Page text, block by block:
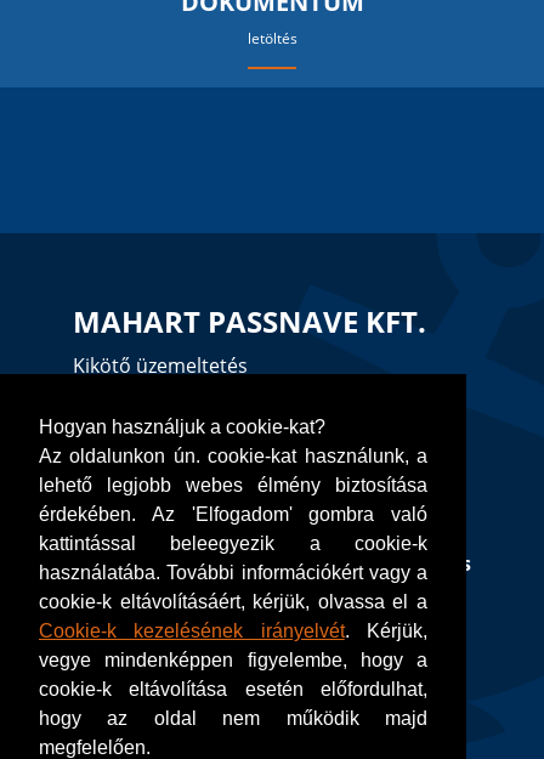
Hogyan használjuk a cookie-kat?
Az oldalunkon ún. cookie-kat használunk, a
lehető legjobb webes élmény biztosítása
érdekében. Az 'Elfogadom' gombra való
kattintással beleegyezik a cookie-k
használatába. További információkért vagy a
cookie-k eltávolításáért, kérjük, olvassa el a
Cookie-k kezelésének irányelvét. Kérjük,
vegye mindenképpen figyelembe, hogy a
cookie-k eltávolítása esetén előfordulhat,
hogy az oldal nem működik majd
megfelelően.
letöltés
MAHART PASSNAVE KFT.
Kikötő üzemeltetés
H-1056 Budapest, Belgrád rakpart,
Nemzetközi Hajóállomás
Tel:+36 1 484 4028
Mobil: (csak szállodahajós
ügyintézés)+36 30 585 5944
Email:kikoto@mahartpassnave.hu